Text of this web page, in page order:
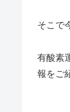
そこで
有酸素
報をご